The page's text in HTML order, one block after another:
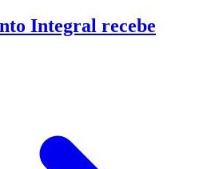
Integral recebe